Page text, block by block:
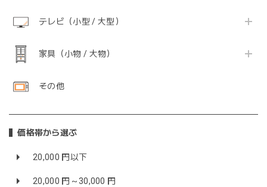
テレビ（小型 / 大型）
家具（小物 / 大物）
その他
価格帯から選ぶ
20,000 円以下
20,000 円～30,000 円